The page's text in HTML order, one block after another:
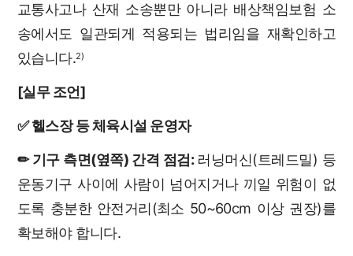
교통사고나 산재 소송뿐만 아니라 배상책임보험 소
송에서도 일관되게 적용되는 법리임을 재확인하고
있습니다.2)
[실무 조언]
✅ 헬스장 등 체육시설 운영자
✏ 기구 측면(옆쪽) 간격 점검: 러닝머신(트레드밀) 등
운동기구 사이에 사람이 넘어지거나 끼일 위험이 없
도록 충분한 안전거리(최소 50~60cm 이상 권장)를
확보해야 합니다.